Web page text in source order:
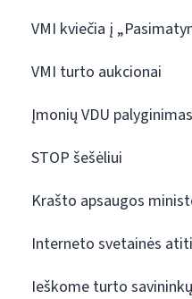
VMI kviečia į
VMI turto aukcionai
Įmonių VDU palyginimas
STOP šešėliui
Krašto apsaugos
Interneto svetainės
Ieškome turto savininkų